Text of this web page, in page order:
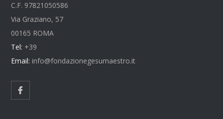
C.F. 97821050586
Via Graziano, 57
00165 ROMA
Tel: +39
Email: info@fondazionegesumaestro.it